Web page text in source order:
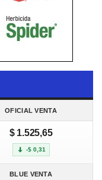
OFICIAL VENTA
$ 1.525,65
-$ 0,31
BLUE VENTA